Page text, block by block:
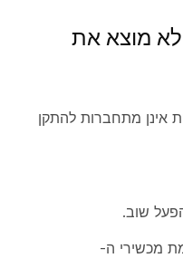
מוצא את
אינן מתחברות להתקן
מכשירי ה-